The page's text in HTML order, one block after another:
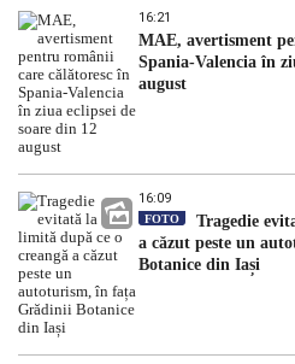
16:21
MAE, avertisment
Spania-Valencia în
august
16:09
FOTO
Tragedie
a căzut peste un
Botanice din Iași